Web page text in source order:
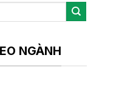
NGÀNH